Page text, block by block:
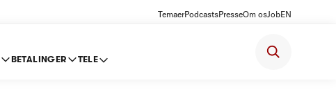
TemaerPodcastsPresseOm osJobEN
BETALINGER TELE